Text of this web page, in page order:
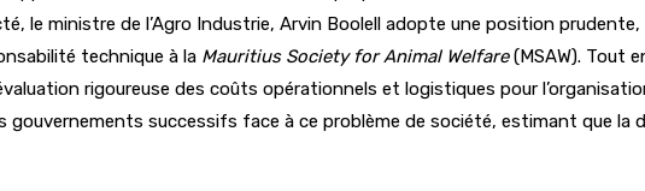
le ministre de l’Agro Industrie, Arvin Boolell adopte une position
technique à la Mauritius Society for Animal Welfare(MSAW). Tout
rigoureuse des coûts opérationnels et logistiques pour
gouvernements successifs face à ce problème de société, estimant que